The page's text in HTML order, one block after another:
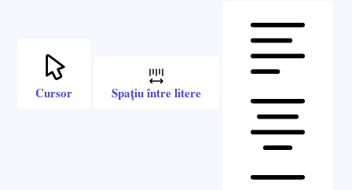
Cursor Spațiu între litere